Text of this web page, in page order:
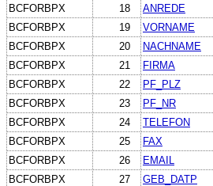
BCFORBPX
18 ANREDE
BCFORBPX
19 VORNAME
BCFORBPX
20 NACHNAME
BCFORBPX
21 FIRMA
BCFORBPX
22 PF_PLZ
BCFORBPX
23 PF_NR
BCFORBPX
24 TELEFON
BCFORBPX
25 FAX
BCFORBPX
26 EMAIL
BCFORBPX
27 GEB_DATP